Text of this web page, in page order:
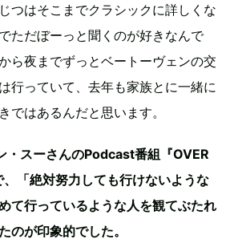
つはそこまでクラシックに詳しくな
ただぼーっと聞くのが好きなんで
ら夜までずっとベートーヴェンの交
行っていて、去年も家族とに一緒に
ではあるんだと思います。
・スーさんのPodcast番組『OVER
「絶対努力しても行けないような
て行っているような人を観てぶたれ
のが印象的でした。